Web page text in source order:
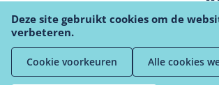
Deurmat
Privacyverklaring Cookiebeleid
Deze site gebruikt cookies om de
verbeteren.
Cookie voorkeuren Alle cookies